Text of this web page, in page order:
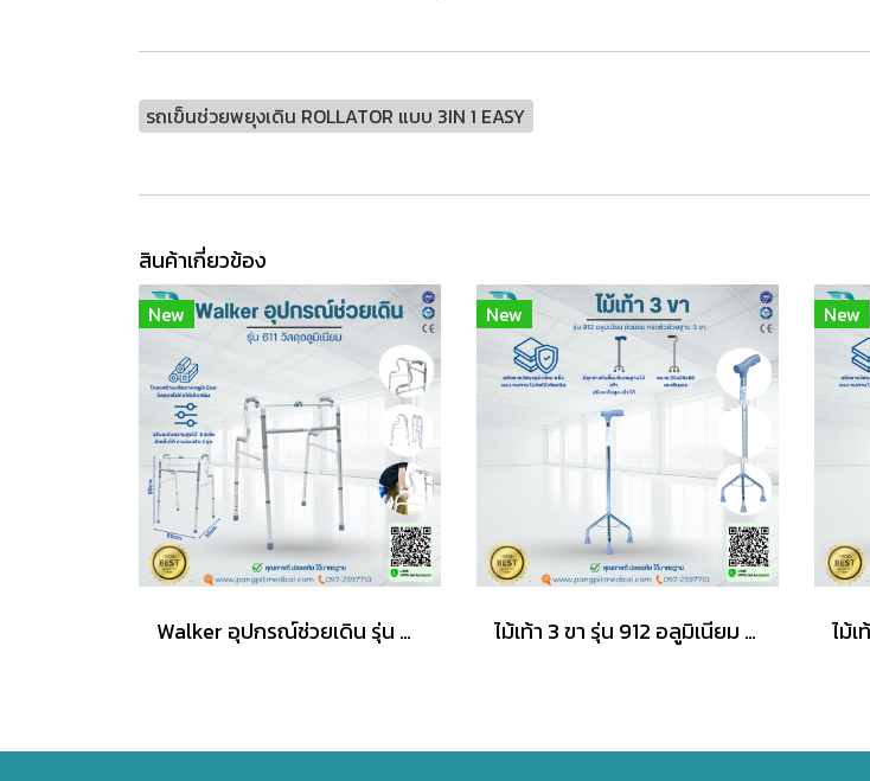
รถเข็นช่วยพยุงเดิน ROLLATOR แบบ 3IN 1 EASY
สินค้าเกี่ยวข้อง
New
Walker อุปกรณ์ช่วยเดิน รุ่น 611 วัสดุอะลูมิเนียม ที่จับมี 2 ระดับ
New
ไม้เท้า 3 ขา รุ่น 912 อลูมิเนียม หัวฆ้อน ทรงตัวด้วยฐาน 3 ขา
New